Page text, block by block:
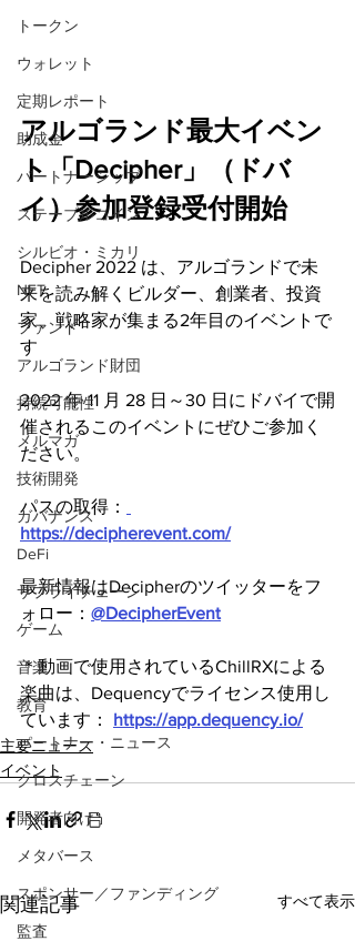
トークン
ウォレット
定期レポート
助成金
パートナーシップ
ステーブルコイン
シルビオ・ミカリ
NFT
ファンド
アルゴランド財団
持続可能性
メルマガ
技術開発
ガバナンス
DeFi
サプライチェーン
ゲーム
音楽
教育
パートナー・ニュース
クロスチェーン
開発者向け
メタバース
スポンサー／ファンディング
監査
アルゴランド最大イベン
ト「Decipher」（ドバ
イ）参加登録受付開始
Decipher 2022 は、アルゴランドで未
来を読み解くビルダー、創業者、投資
家、戦略家が集まる2年目のイベントで
す
2022 年 11 月 28 日～30 日にドバイで開
催されるこのイベントにぜひご参加く
ださい。
パスの取得：
https://decipherevent.com/
最新情報はDecipherのツイッターをフ
ォロー： @DecipherEvent
＊動画で使用されているChillRXによる
楽曲は、Dequencyでライセンス使用し
ています： https://app.dequency.io/
主要ニュース
イベント
関連記事 すべて表示